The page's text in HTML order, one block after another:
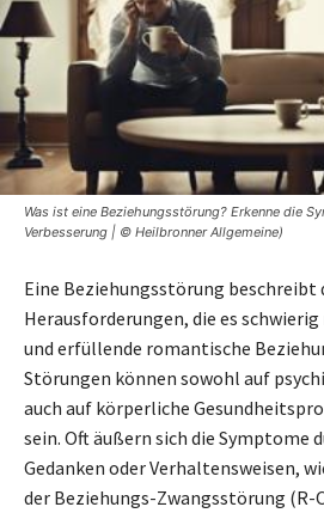
Was ist eine Beziehungsstörung? Erkenne die
Verbesserung | © Heilbronner Allgemeine)
Eine Beziehungsstörung beschreibt
Herausforderungen, die es
und erfüllende romantische
Störungen können sowohl auf
auch auf körperliche
sein. Oft äußern sich die Symptome
Gedanken oder Verhaltensweisen,
der Beziehungs-Zwangsstörung (R-